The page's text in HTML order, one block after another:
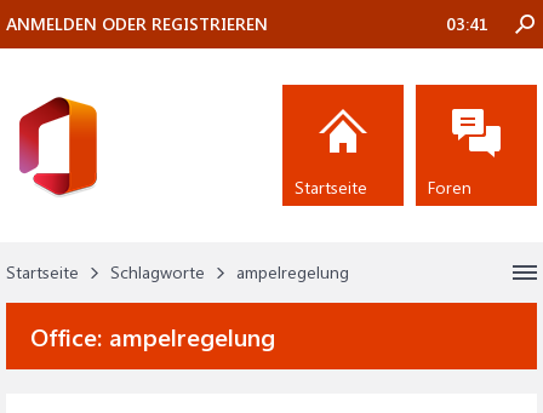
Startseite Schlagworte ampelregelung
Office: ampelregelung
ANMELDEN ODER REGISTRIEREN 03:41
Startseite Foren